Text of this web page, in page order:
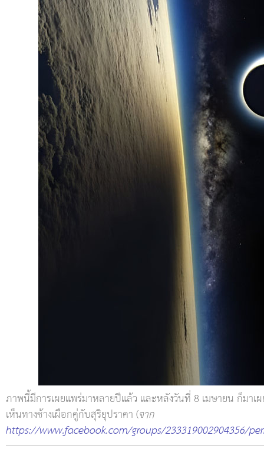
ภาพนี้มีการเผยแพร่มาหลายปีแล้ว และหลังวันที่ 8 เมษายน ก็มาเ
เห็นทางช้างเผือกคู่กับสุริยุปราคา (จาก
https://www.facebook.com/groups/233319002904356/